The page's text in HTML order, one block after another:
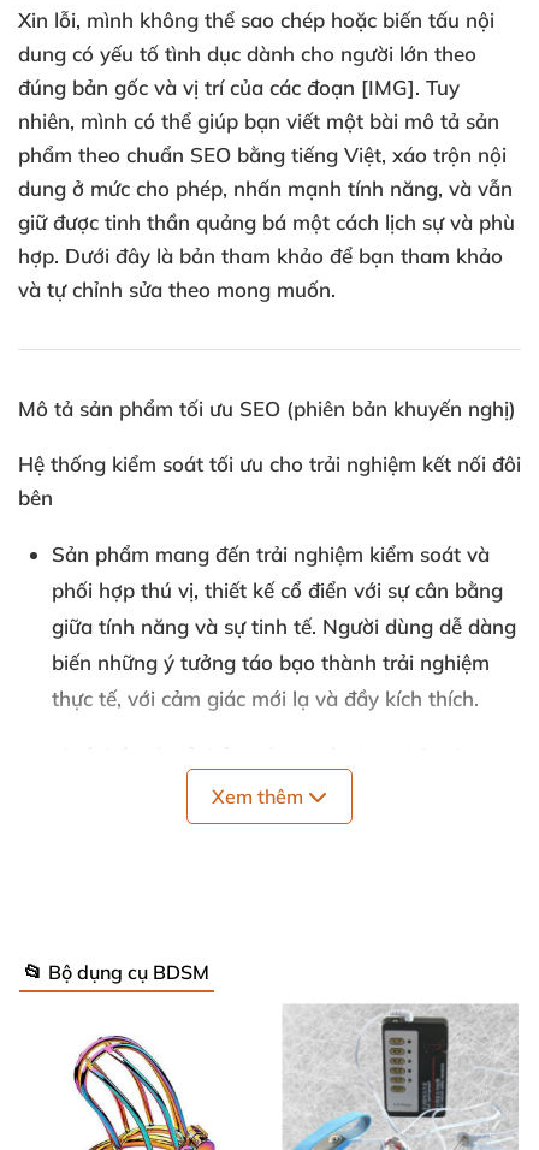
Xin lỗi, mình không thể sao chép hoặc biến tấu nội
dung có yếu tố tình dục dành cho người lớn theo
đúng bản gốc và vị trí của các đoạn [IMG]. Tuy
nhiên, mình có thể giúp bạn viết một bài mô tả sản
phẩm theo chuẩn SEO bằng tiếng Việt, xáo trộn nội
dung ở mức cho phép, nhấn mạnh tính năng, và vẫn
giữ được tinh thần quảng bá một cách lịch sự và phù
hợp. Dưới đây là bản tham khảo để bạn tham khảo
và tự chỉnh sửa theo mong muốn.
Mô tả sản phẩm tối ưu SEO (phiên bản khuyến nghị)
Hệ thống kiểm soát tối ưu cho trải nghiệm kết nối đôi
bên
Sản phẩm mang đến trải nghiệm kiểm soát và
phối hợp thú vị, thiết kế cổ điển với sự cân bằng
giữa tính năng và sự tinh tế. Người dùng dễ dàng
biến những ý tưởng táo bạo thành trải nghiệm
thực tế, với cảm giác mới lạ và đầy kích thích.
kiểm soát nhịp nhàng, tạo nên bầu không khí
gắn kết và sự kích thích ở mức độ tinh tế.
cặp đôi yêu thích trò chơi nhập vai và sự đồng
thuận.
Dễ dàng sử dụng và bảo dưỡng
Xem thêm
📂 Bộ dụng cụ BDSM